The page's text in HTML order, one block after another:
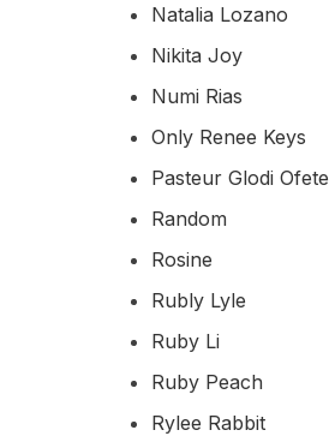
Natalia Lozano
Nikita Joy
Numi Rias
Only Renee Keys
Pasteur Glodi Ofete
Random
Rosine
Rubly Lyle
Ruby Li
Ruby Peach
Rylee Rabbit